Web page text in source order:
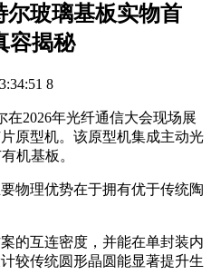
尔玻璃基板实物首
容揭秘
8
在2026年光纤通信大会现场展
原型机。该原型机集成主动光
机基板。
物理优势在于拥有优于传统陶
的互连密度，并能在单封装内
较传统圆形晶圆能显著提升生